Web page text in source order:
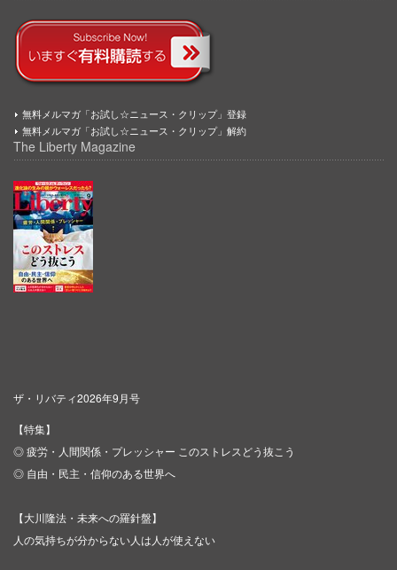
無料メルマガ「お試し☆ニュース・クリップ」登録
無料メルマガ「お試し☆ニュース・クリップ」解約
The Liberty Magazine
ザ・リバティ2026年9月号
【特集】
◎ 疲労・人間関係・プレッシャー このストレスどう抜こう
◎ 自由・民主・信仰のある世界へ
【大川隆法・未来への羅針盤】
人の気持ちが分からない人は人が使えない